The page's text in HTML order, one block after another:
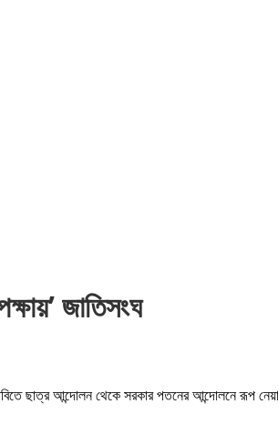
জাতিসংঘ
ছাত্র আন্দোলন থেকে সরকার পতনের আন্দোলনে রূপ